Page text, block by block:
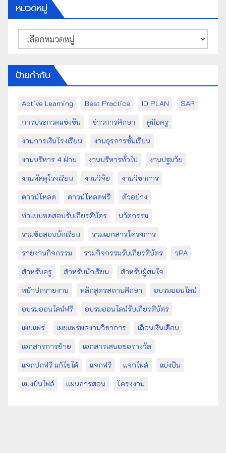
หมวดหมู่
หมวด
หมู่
ป้ายกำกับ
Active Learning Best Practice ID PLAN
SAR
การประกวดแข่งขัน
ข่าวการศึกษา
คู่มือครู
งานการเงินโรงเรียน
งานธุรการชั้นเรียน
งานบริหาร 4 ฝ่าย
งานบริหารทั่วไป
งานปฐมวัย
งานพัสดุโรงเรียน
งานวิจัย
งานวิชาการ
ดาวน์โหลด
ดาวน์โหลดฟรี
ตัวอย่าง
ทำแบบทดสอบรับเกียรติบัตร
นวัตกรรม
รวมข้อสอบนักเรียน
รวมเอกสารโครงการ
รายงานกิจกรรม
ร่วมกิจกรรมรับเกียรติบัตร
วPA
สำหรับครู
สำหรับนักเรียน
สำหรับผู้สนใจ
หน้าปกรายงาน
หลักสูตรสถานศึกษา
อบรมออนไลน์
อบรมออนไลน์ฟรี
อบรมออนไลน์รับเกียรติบัตร
เผยแพร่
เผยแพร่ผลงานวิชาการ
เลื่อนเงินเดือน
เอกสารการย้าย
เอกสารเสนอขอรางวัล
แจกปกฟรี แก้ไขได้
แจกฟรี แจกไฟล์
แบ่งปัน
แบ่งปันไฟล์
แผนการสอน โครงงาน